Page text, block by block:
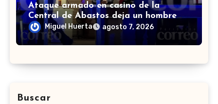
Ataque armado en casino de la
Central de Abastos deja un hombre
muerto en León
Miguel Huerta agosto 7, 2026
Buscar